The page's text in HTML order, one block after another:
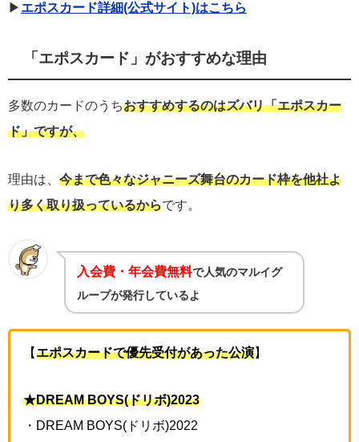
▶︎ エポスカード詳細(公式サイト)はこちら
「エポスカード」がおすすめな理由
多数のカードのうちおすすめするのはズバリ「エポスカー
ド」ですが、
理由は、 今まで色々なジャニーズ舞台のカード枠を他社よ
り多く取り扱っているからです。
入会費・年会費無料で人気のマルイグ
ループが発行しているよ
【エポスカードで優先受付があった公演】
★DREAM BOYS(ドリボ)2023
・DREAM BOYS(ドリボ)2022